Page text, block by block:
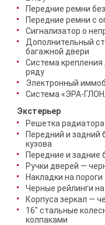
Передние ремни
Передние ремни с
Сигнализатор о
Дополнительный
багажной двери
Система крепления
ряду
Электронный
Система «ЭРА-
Экстерьер
Решетка
Передний и задний
кузова
Передние и задние
Ручки дверей —
Накладки на
Черные рейлинги
Корпуса зеркал —
16" стальные
колпаками